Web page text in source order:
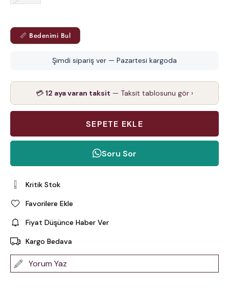
📏 Bedenimi Bul
Şimdi sipariş ver — Pazartesi kargoda
💳 12 aya varan taksit — Taksit tablosunu gör ›
Soru Sor
Kritik Stok
Favorilere Ekle
Fiyat Düşünce Haber Ver
Kargo Bedava
Yorum Yaz